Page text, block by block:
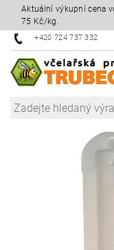
Aktuální výkupní cena
75 Kč/kg.
+420 724 737 332